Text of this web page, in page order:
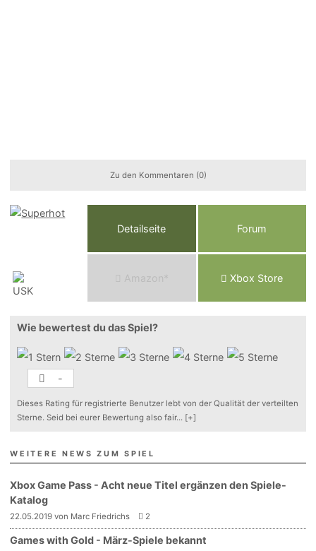
Zu den Kommentaren (0)
Detailseite Forum
Ama o n* Xbox Store
Wie bewertest du das Spiel?
-
Dieses Rating für registrierte Benutzer lebt von der Qualität der verteilten
Sterne. Seid bei eurer Bewertung also fair... [+]
WEITERE NEWS ZUM SPIEL
Xbox Game Pass - Acht neue Titel ergänzen den Spiele-
Katalog
22.05.2019 von Marc Friedrichs 2
Games with Gold - März-Spiele bekannt